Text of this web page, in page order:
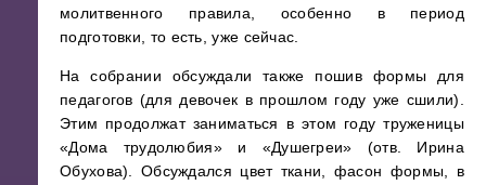
молитвенного правила, особенно в период
подготовки, то есть, уже сейчас.
На собрании обсуждали также пошив формы для
педагогов (для девочек в прошлом году уже сшили).
Этим продолжат заниматься в этом году труженицы
«Дома трудолюбия» и «Душегреи» (отв. Ирина
Обухова). Обсуждался цвет ткани, фасон формы, в